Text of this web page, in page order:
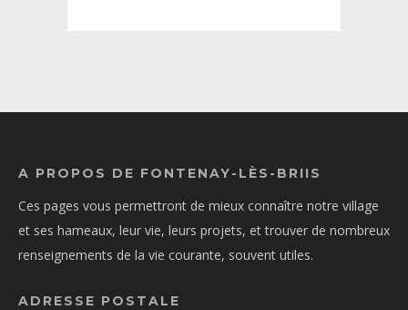
A PROPOS DE FONTENAY-LÈS-BRIIS
Ces pages vous permettront de mieux connaître notre village
et ses hameaux, leur vie, leurs projets, et trouver de nombreux
renseignements de la vie courante, souvent utiles.
ADRESSE POSTALE